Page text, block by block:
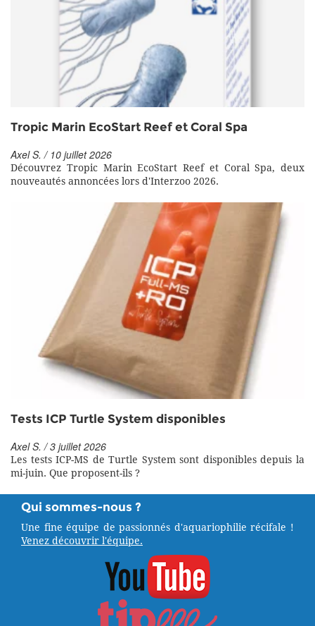
Tropic Marin EcoStart Reef et Coral Spa
Axel S. / 10 juillet 2026
Découvrez Tropic Marin EcoStart Reef et Coral Spa, deux
nouveautés annoncées lors d'Interzoo 2026.
Tests ICP Turtle System disponibles
Axel S. / 3 juillet 2026
Les tests ICP-MS de Turtle System sont disponibles depuis la
mi-juin. Que proposent-ils ?
Qui sommes-nous ?
Une fine équipe de passionnés d'aquariophilie récifale !
Venez découvrir l'équipe.